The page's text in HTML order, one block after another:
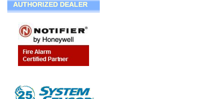
AUTHORIZED DEALER